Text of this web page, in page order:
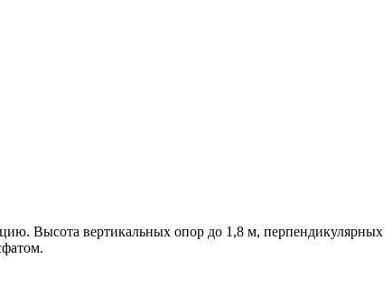
Высота вертикальных опор до 1,8 м, перпендикулярных